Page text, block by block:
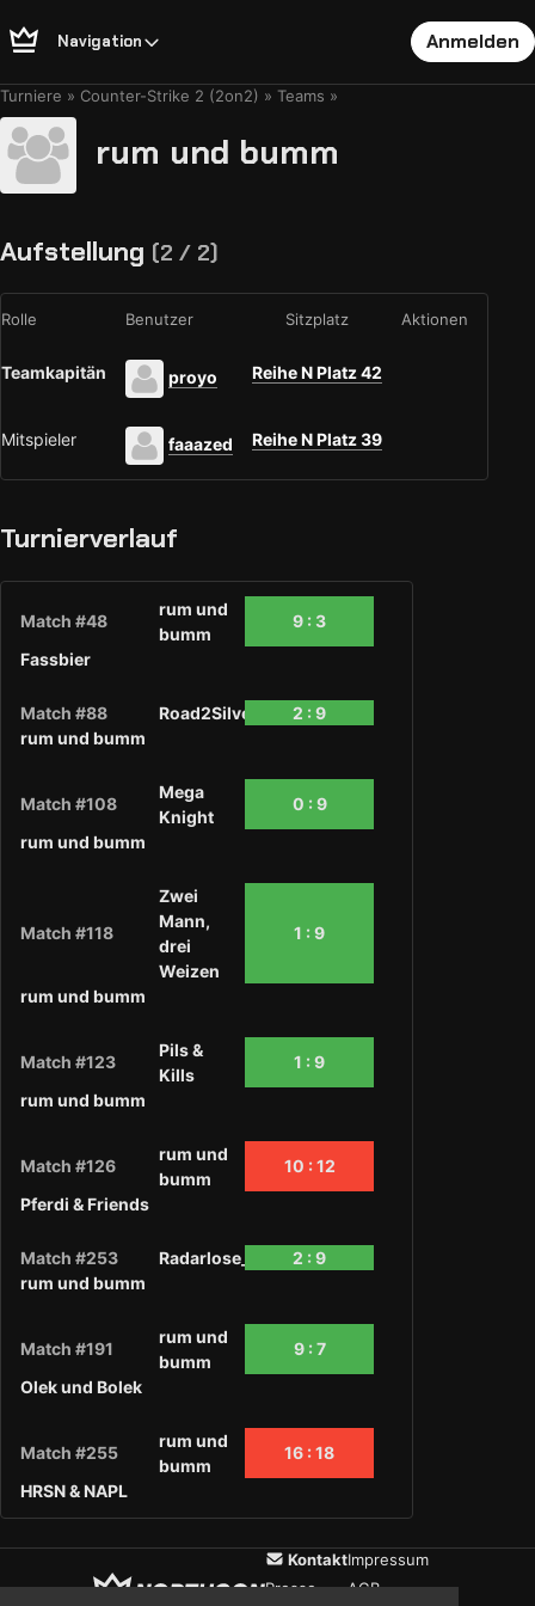
Navigation Anmelden
Turniere Counter-Strike 2 (2on2) Teams
rum und bumm
Aufstellung (2 / 2)
Rolle Benutzer Sitzplatz Aktionen
Teamkapitän proyo Reihe N Platz 42
Mitspieler faaazed Reihe N Platz 39
Turnierverlauf
Match #48
rum und
bumm
9 : 3
Fassbier
Match #88 Road2Silver1
2 : 9
rum und bumm
Match #108
Mega
Knight
0 : 9
rum und bumm
Match #118
Zwei
Mann,
drei
Weizen
1 : 9
rum und bumm
Match #123
Pils &
Kills
1 : 9
rum und bumm
Match #126
rum und
bumm
10 : 12
Pferdi & Friends
Match #253 Radarlose_Mates2 : 9
rum und bumm
Match #191
rum und
bumm
9 : 7
Olek und Bolek
Match #255
rum und
bumm
16 : 18
HRSN & NAPL
Kontakt
Presse
Impressum
AGB